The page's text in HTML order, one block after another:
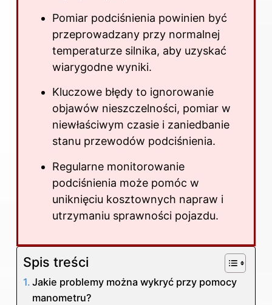
Pomiar podciśnienia powinien być
przeprowadzany przy normalnej
temperaturze silnika, aby uzyskać
wiarygodne wyniki.
Kluczowe błędy to ignorowanie
objawów nieszczelności, pomiar w
niewłaściwym czasie i zaniedbanie
stanu przewodów podciśnienia.
Regularne monitorowanie
podciśnienia może pomóc w
uniknięciu kosztownych napraw i
utrzymaniu sprawności pojazdu.
Spis treści
Jakie problemy można wykryć przy pomocy
manometru?